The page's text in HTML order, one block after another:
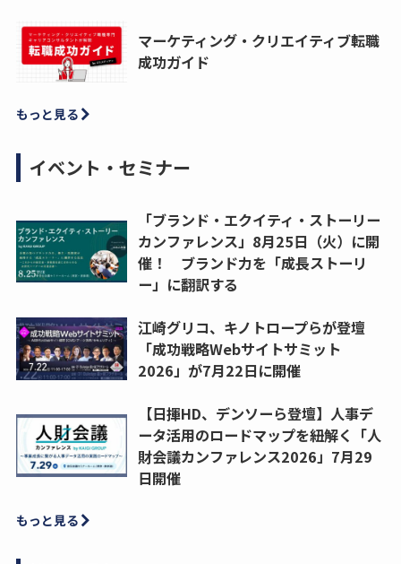
マーケティング・クリエイティブ転職
成功ガイド
もっと見る
イベント・セミナー
「ブランド・エクイティ・ストーリー
カンファレンス」8月25日（火）に開
催！ ブランド力を「成長ストーリ
ー」に翻訳する
江崎グリコ、キノトロープらが登壇
「成功戦略Webサイトサミット
2026」が7月22日に開催
【日揮HD、デンソーら登壇】人事デ
ータ活用のロードマップを紐解く「人
財会議カンファレンス2026」7月29
日開催
もっと見る